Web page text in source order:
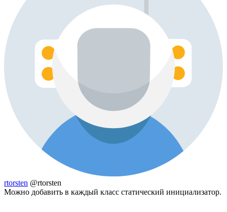
rtorsten @rtorsten
Можно добавить в каждый класс статический инициализатор.